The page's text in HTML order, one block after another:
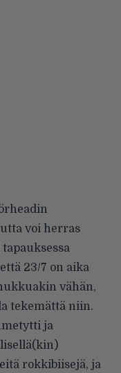
voi herras
23/7 on aika
vähän,
tekemättä niin.
ja
rokkibiisejä, ja